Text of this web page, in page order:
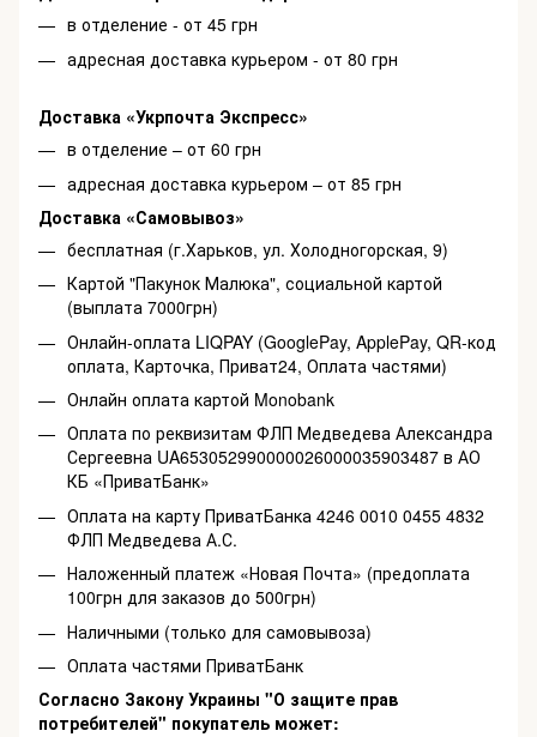
в отделение - от 45 грн
адресная доставка курьером - от 80 грн
Доставка «Укрпочта Экспресс»
в отделение – от 60 грн
адресная доставка курьером – от 85 грн
Доставка «Самовывоз»
бесплатная (г.Харьков, ул. Холодногорская, 9)
Картой "Пакунок Малюка", социальной картой
(выплата 7000грн)
Онлайн-оплата LIQPAY (GooglePay, ApplePay, QR-код
оплата, Карточка, Приват24, Оплата частями)
Онлайн оплата картой Monobank
Оплата по реквизитам ФЛП Медведева Александра
Сергеевна UA653052990000026000035903487 в АО
КБ «ПриватБанк»
Оплата на карту ПриватБанка 4246 0010 0455 4832
ФЛП Медведева А.С.
Наложенный платеж «Новая Почта» (предоплата
100грн для заказов до 500грн)
Наличными (только для самовывоза)
Оплата частями ПриватБанк
Согласно Закону Украины "О защите прав
потребителей" покупатель может: